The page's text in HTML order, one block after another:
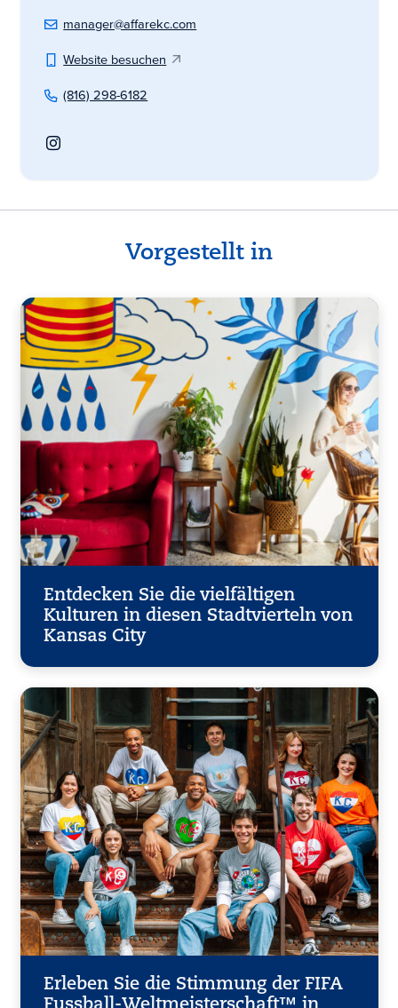
manager@affarekc.com
Website besuchen
(816) 298-6182
Vorgestellt in
Entdecken Sie die vielfältigen
Kulturen in diesen Stadtvierteln von
Kansas City
Erleben Sie die Stimmung der FIFA